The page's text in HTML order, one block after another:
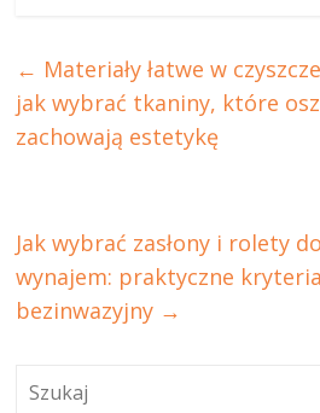
← Materiały łatwe w
jak wybrać tkaniny, które
zachowają estetykę
Jak wybrać zasłony i rolety
wynajem: praktyczne
bezinwazyjny →